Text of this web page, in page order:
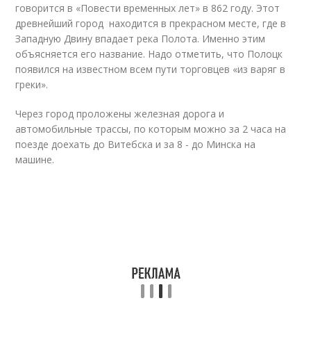
говорится в «Повести временных лет» в 862 году. Этот
древнейший город находится в прекрасном месте, где в
Западную Двину впадает река Полота. Именно этим
объясняется его название. Надо отметить, что Полоцк
появился на известном всем пути торговцев «из варяг в
греки».
Через город проложены железная дорога и
автомобильные трассы, по которым можно за 2 часа на
поезде доехать до Витебска и за 8 - до Минска на
машине.